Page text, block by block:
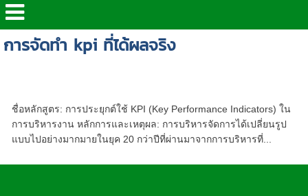
การจัดทำ kpi ที่ได้ผลจริง
ชื่อหลักสูตร: การประยุกต์ใช้ KPI (Key Performance Indicators) ใน
การบริหารงาน หลักการและเหตุผล: การบริหารจัดการได้เปลี่ยนรูป
แบบไปอย่างมากมายในยุค 20 กว่าปีที่ผ่านมาจากการบริหารที่...